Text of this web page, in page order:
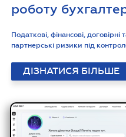
роботу
Податкові, фінансові, договірні
партнерські ризики під
ДІЗНАТИСЯ БІЛЬШЕ